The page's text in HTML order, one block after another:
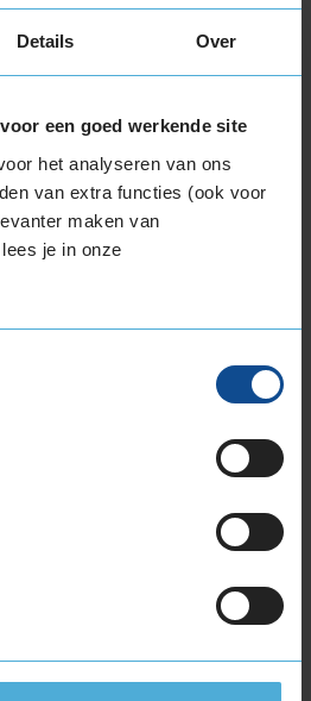
Details Over
een goed werkende site
het analyseren van ons
van extra functies (ook voor
maken van
je in onze
RUNFLAT
RUNFLAT
RUNFLAT